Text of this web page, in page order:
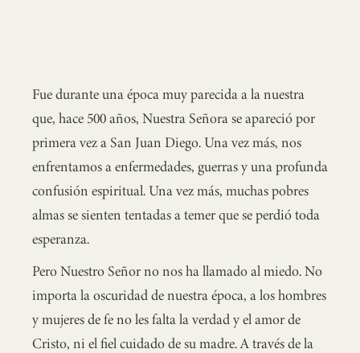
Fue durante una época muy parecida a la nuestra
que, hace 500 años, Nuestra Señora se apareció por
primera vez a San Juan Diego. Una vez más, nos
enfrentamos a enfermedades, guerras y una profunda
confusión espiritual. Una vez más, muchas pobres
almas se sienten tentadas a temer que se perdió toda
esperanza.
Pero Nuestro Señor no nos ha llamado al miedo. No
importa la oscuridad de nuestra época, a los hombres
y mujeres de fe no les falta la verdad y el amor de
Cristo, ni el fiel cuidado de su madre. A través de la